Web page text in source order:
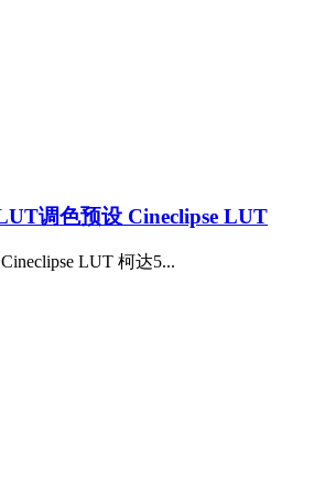
调色预设 Cineclipse LUT
LUT 柯达5...